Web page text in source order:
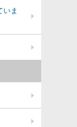
いま